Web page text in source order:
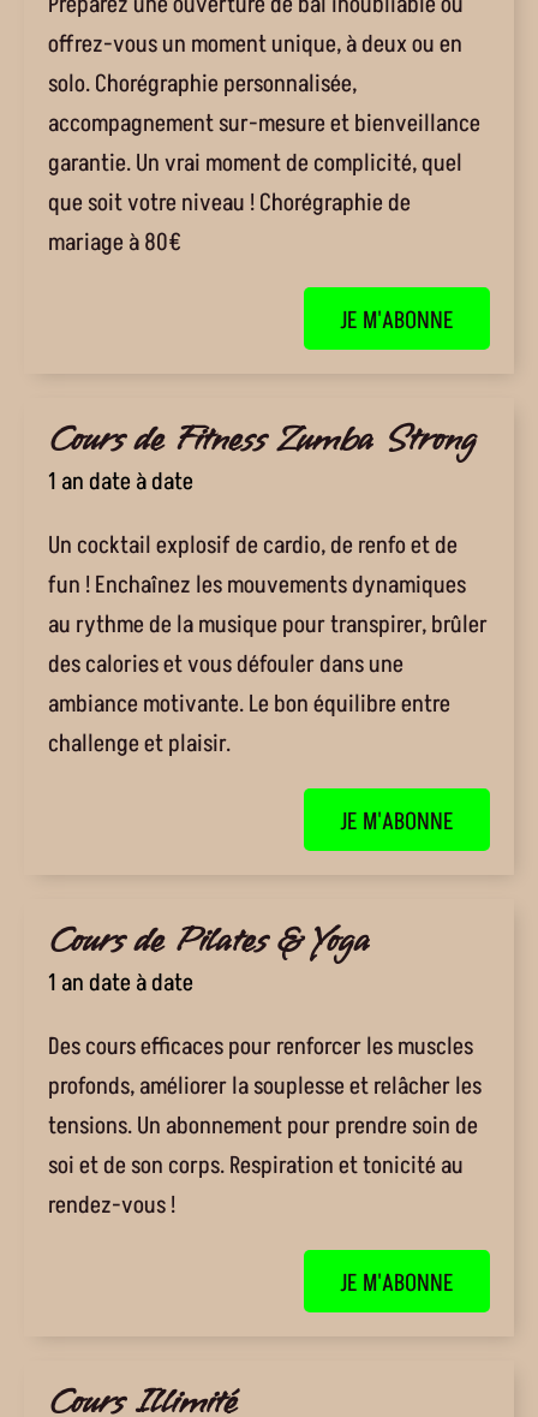
offrez-vous un moment unique, à deux ou en
solo. Chorégraphie personnalisée,
accompagnement sur-mesure et bienveillance
garantie. Un vrai moment de complicité, quel
que soit votre niveau ! Chorégraphie de
mariage à 80€
JE M'ABONNE
Cours de Fitness Zumba Strong
1 an date à date
Un cocktail explosif de cardio, de renfo et de
fun ! Enchaînez les mouvements dynamiques
au rythme de la musique pour transpirer, brûler
des calories et vous défouler dans une
ambiance motivante. Le bon équilibre entre
challenge et plaisir.
JE M'ABONNE
Cours de Pilates & Yoga
1 an date à date
Des cours efficaces pour renforcer les muscles
profonds, améliorer la souplesse et relâcher les
tensions. Un abonnement pour prendre soin de
soi et de son corps. Respiration et tonicité au
rendez-vous !
JE M'ABONNE
Cours Illimité